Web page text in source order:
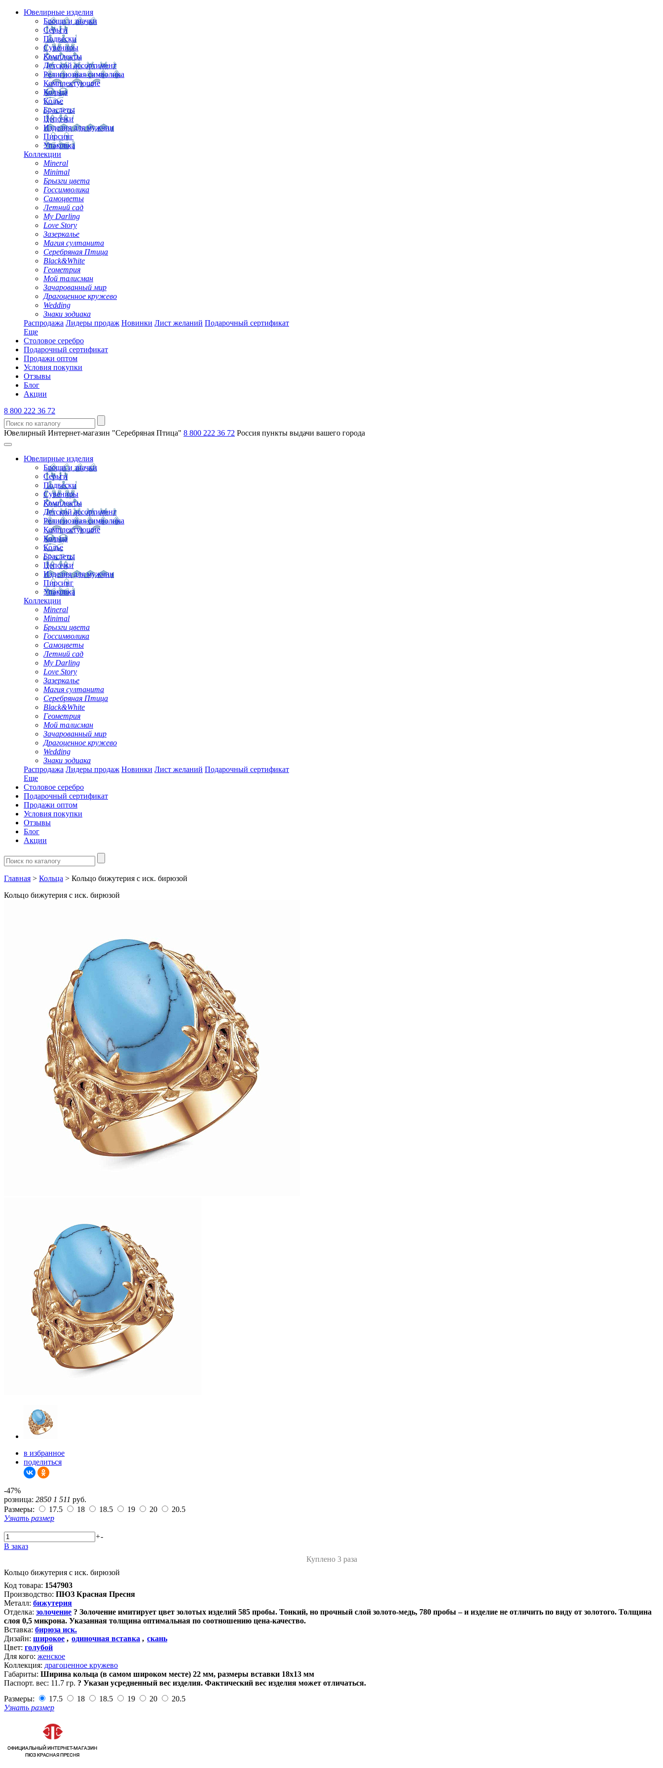
Ювелирные изделия
Броши и значки
Серьги
Подвески
Сувениры
Комплекты
Детский ассортимент
Религиозная символика
Комплектующие
Кольца
Колье
Браслеты
Цепочки
Изделия для мужчин
Пирсинг
Упаковка
Коллекции
Mineral
Minimal
Брызги цвета
Госсимволика
Самоцветы
Летний сад
My Darling
Love Story
Зазеркалье
Магия султанита
Серебряная Птица
Black&White
Геометрия
Мой талисман
Зачарованный мир
Драгоценное кружево
Wedding
Знаки зодиака
Распродажа Лидеры продаж Новинки Лист желаний Подарочный сертификат
Еще
Столовое серебро
Подарочный сертификат
Продажи оптом
Условия покупки
Отзывы
Блог
Акции
8 800 222 36 72
Ювелирный Интернет-магазин "Серебряная Птица" 8 800 222 36 72 Россия пункты выдачи вашего города
Ювелирные изделия
Броши и значки
Серьги
Подвески
Сувениры
Комплекты
Детский ассортимент
Религиозная символика
Комплектующие
Кольца
Колье
Браслеты
Цепочки
Изделия для мужчин
Пирсинг
Упаковка
Коллекции
Mineral
Minimal
Брызги цвета
Госсимволика
Самоцветы
Летний сад
My Darling
Love Story
Зазеркалье
Магия султанита
Серебряная Птица
Black&White
Геометрия
Мой талисман
Зачарованный мир
Драгоценное кружево
Wedding
Знаки зодиака
Распродажа Лидеры продаж Новинки Лист желаний Подарочный сертификат
Еще
Столовое серебро
Подарочный сертификат
Продажи оптом
Условия покупки
Отзывы
Блог
Акции
Главная > Кольца > Кольцо бижутерия с иск. бирюзой
Кольцо бижутерия с иск. бирюзой
в избранное
поделиться
-47%
розница: 2850 1 511 руб.
Размеры:
17.5 18 18.5 19 20
20.5
Узнать размер
+-
В заказ
Куплено 3 раза
Кольцо бижутерия с иск. бирюзой
Код товара: 1547903
Производство: ПЮЗ Красная Пресня
Металл: бижутерия
Отделка: золочение ? Золочение имитирует цвет золотых изделий 585 пробы. Тонкий, но прочный слой золото-медь, 780 пробы – и изделие не отличить по виду от золотого. Толщина
слоя 0,5 микрона. Указанная толщина оптимальная по соотношению цена-качество.
Вставка: бирюза иск.
Дизайн: широкое , одиночная вставка , скань
Цвет: голубой
Для кого: женское
Коллекция: драгоценное кружево
Габариты: Ширина кольца (в самом широком месте) 22 мм, размеры вставки 18х13 мм
Паспорт. вес: 11.7 гр. ? Указан усредненный вес изделия. Фактический вес изделия может отличаться.
Размеры:
17.5 18 18.5 19 20
20.5
Узнать размер